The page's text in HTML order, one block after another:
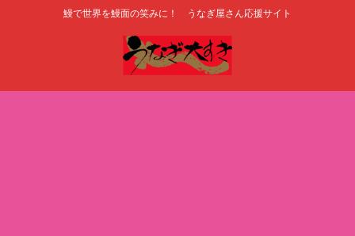
鰻で世界を鰻面の笑みに！ うなぎ屋さん応援サイト